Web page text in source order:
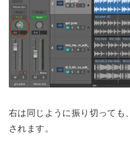
右は同じように振り切っても、
されます。